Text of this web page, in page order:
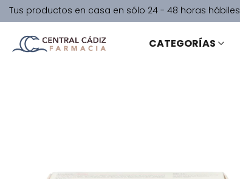
Tus productos en casa en sólo 24 - 48 horas hábiles
CATEGORÍAS